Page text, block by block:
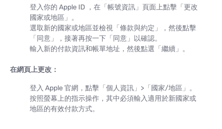
登入你的 Apple ID ，在「帳號資訊」頁面上點擊「更改
國家或地區」。
選取新的國家或地區並檢視「條款與約定」，然後點擊
「同意」，接著再按一下「同意」以確認。
輸入新的付款資訊和帳單地址，然後點選「繼續」。
在網頁上更改：
登入 Apple 官網，點擊「個人資訊」>「國家/地區」。
按照螢幕上的指示操作，其中必須輸入適用於新國家或
地區的有效付款方式。